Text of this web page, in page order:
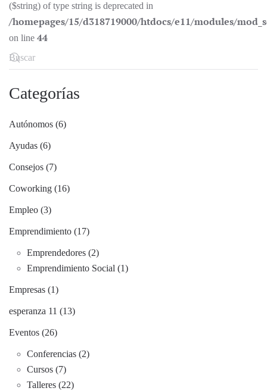
($string) of type string is deprecated in
/homepages/15/d318719000/htdocs/e11/modules/
on line 44
Categorías
Autónomos (6)
Ayudas (6)
Consejos (7)
Coworking (16)
Empleo (3)
Emprendimiento (17)
Emprendedores (2)
Emprendimiento Social (1)
Empresas (1)
esperanza 11 (13)
Eventos (26)
Conferencias (2)
Cursos (7)
Talleres (22)